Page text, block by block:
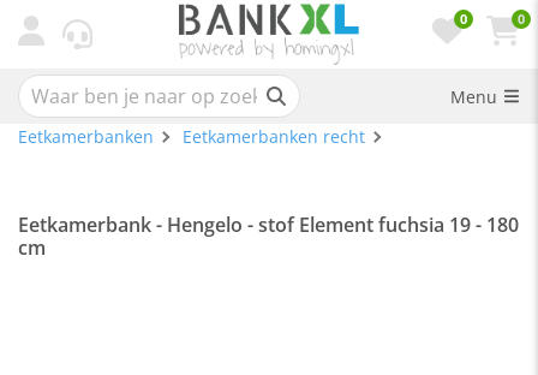
0 0
Menu
Eetkamerbanken
Eetkamerbanken recht
Eetkamerbank - Hengelo - stof Element fuchsia 19 - 180
cm